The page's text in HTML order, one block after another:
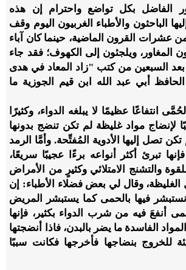
الفاضل بكل تواضع واحترام إن هذه
الباحثون والأطباء الغربيون اليوم وقف
عشرات القرون الماضية، حينما كان آباء
المغاور، ويلجئون إلى الكهوف؛ فقد جاء
السبعين من كتب "زاد المعاد في هدى
الحافظ أبي عبد الله ابن قيم الجوزية ما
انتفاعًا عظيمًا لا يبلغه الدواء، وكثيرًا
لإنضاج مواد غليظة لم تكن تنضج بدونها
تصل إليها الأدوية المُفتِّحة. وأمَّا الرمد
تبرئ أكثر أنواعه برءًا عجيبًا سريعًا،
والتشنج الامتلائي وكثيرٍ من الأمراض
الغليظة، وقال لي بعض فضلاء الأطباء: إن
فيها بالحمى كما يستبشر المريض
أنفعَ فيه من شرب الدواء بكثير، فإنها
الفاسدة ما يضر بالبدن، فاذا أنضجتها
للخروج بنضاجها فأخرجها فكانت سببًا